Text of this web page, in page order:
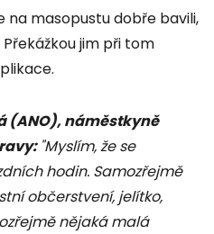
na masopustu dobře bavili,
jim při tom
(ANO), náměstkyně
"Myslím, že se
hodin. Samozřejmě
občerstvení, jelítko,
nějaká malá